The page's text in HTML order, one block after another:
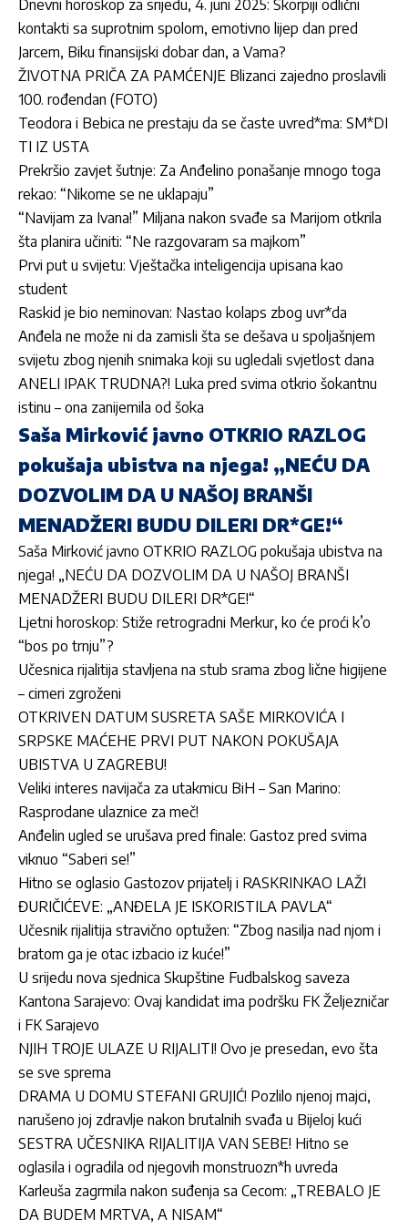
Dnevni horoskop za srijedu, 4. juni 2025: Škorpiji odlični
kontakti sa suprotnim spolom, emotivno lijep dan pred
Jarcem, Biku finansijski dobar dan, a Vama?
ŽIVOTNA PRIČA ZA PAMĆENJE Blizanci zajedno proslavili
100. rođendan (FOTO)
Teodora i Bebica ne prestaju da se časte uvred*ma: SM*DI
TI IZ USTA
Prekršio zavjet šutnje: Za Anđelino ponašanje mnogo toga
rekao: “Nikome se ne uklapaju”
“Navijam za Ivana!” Miljana nakon svađe sa Marijom otkrila
šta planira učiniti: “Ne razgovaram sa majkom”
Prvi put u svijetu: Vještačka inteligencija upisana kao
student
Raskid je bio neminovan: Nastao kolaps zbog uvr*da
Anđela ne može ni da zamisli šta se dešava u spoljašnjem
svijetu zbog njenih snimaka koji su ugledali svjetlost dana
ANELI IPAK TRUDNA?! Luka pred svima otkrio šokantnu
istinu – ona zanijemila od šoka
Saša Mirković javno OTKRIO RAZLOG
pokušaja ubistva na njega! „NEĆU DA
DOZVOLIM DA U NAŠOJ BRANŠI
MENADŽERI BUDU DILERI DR*GE!“
Saša Mirković javno OTKRIO RAZLOG pokušaja ubistva na
njega! „NEĆU DA DOZVOLIM DA U NAŠOJ BRANŠI
MENADŽERI BUDU DILERI DR*GE!“
Ljetni horoskop: Stiže retrogradni Merkur, ko će proći k’o
“bos po trnju”?
Učesnica rijalitija stavljena na stub srama zbog lične higijene
– cimeri zgroženi
OTKRIVEN DATUM SUSRETA SAŠE MIRKOVIĆA I
SRPSKE MAĆEHE PRVI PUT NAKON POKUŠAJA
UBISTVA U ZAGREBU!
Veliki interes navijača za utakmicu BiH – San Marino:
Rasprodane ulaznice za meč!
Anđelin ugled se urušava pred finale: Gastoz pred svima
viknuo “Saberi se!”
Hitno se oglasio Gastozov prijatelj i RASKRINKAO LAŽI
ĐURIČIĆEVE: „ANĐELA JE ISKORISTILA PAVLA“
Učesnik rijalitija stravično optužen: “Zbog nasilja nad njom i
bratom ga je otac izbacio iz kuće!”
U srijedu nova sjednica Skupštine Fudbalskog saveza
Kantona Sarajevo: Ovaj kandidat ima podršku FK Željezničar
i FK Sarajevo
NJIH TROJE ULAZE U RIJALITI! Ovo je presedan, evo šta
se sve sprema
DRAMA U DOMU STEFANI GRUJIĆ! Pozlilo njenoj majci,
narušeno joj zdravlje nakon brutalnih svađa u Bijeloj kući
SESTRA UČESNIKA RIJALITIJA VAN SEBE! Hitno se
oglasila i ogradila od njegovih monstruozn*h uvreda
Karleuša zagrmila nakon suđenja sa Cecom: „TREBALO JE
DA BUDEM MRTVA, A NISAM“